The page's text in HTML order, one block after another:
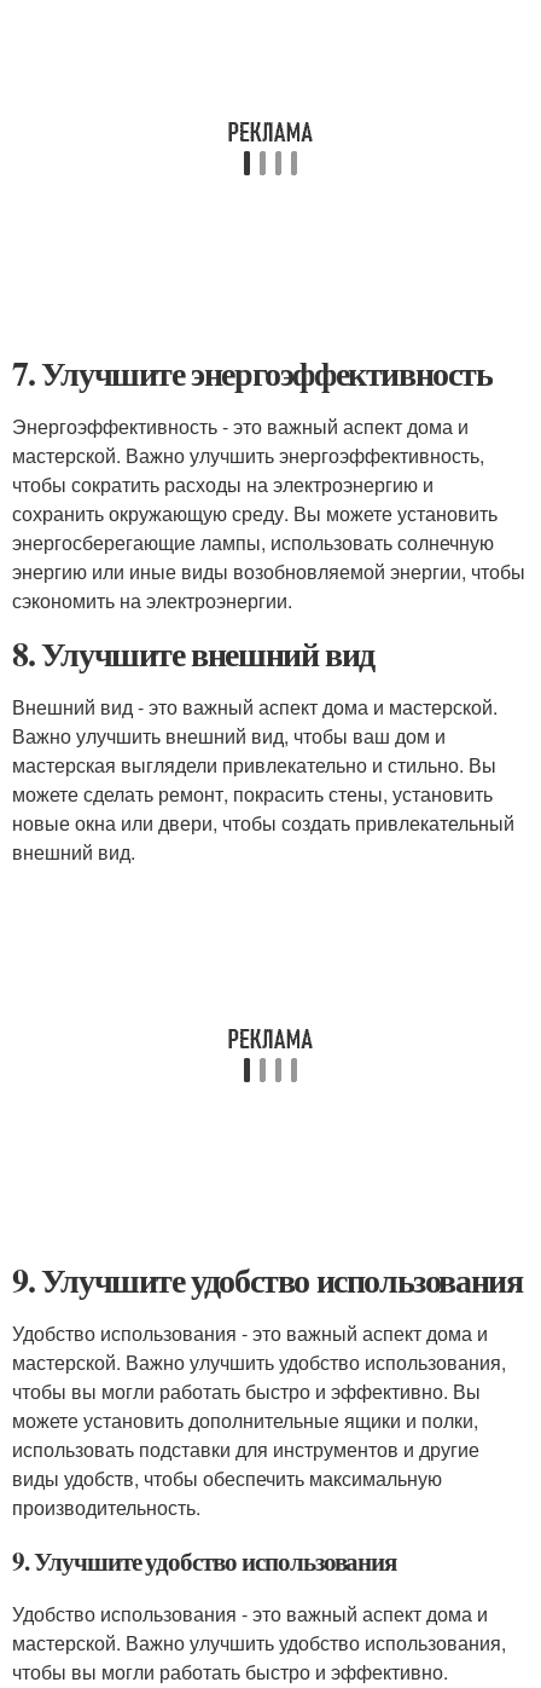
7. Улучшите энергоэффективность
Энергоэффективность - это важный аспект дома и
мастерской. Важно улучшить энергоэффективность,
чтобы сократить расходы на электроэнергию и
сохранить окружающую среду. Вы можете установить
энергосберегающие лампы, использовать солнечную
энергию или иные виды возобновляемой энергии, чтобы
сэкономить на электроэнергии.
8. Улучшите внешний вид
Внешний вид - это важный аспект дома и мастерской.
Важно улучшить внешний вид, чтобы ваш дом и
мастерская выглядели привлекательно и стильно. Вы
можете сделать ремонт, покрасить стены, установить
новые окна или двери, чтобы создать привлекательный
внешний вид.
9. Улучшите удобство использования
Удобство использования - это важный аспект дома и
мастерской. Важно улучшить удобство использования,
чтобы вы могли работать быстро и эффективно. Вы
можете установить дополнительные ящики и полки,
использовать подставки для инструментов и другие
виды удобств, чтобы обеспечить максимальную
производительность.
9. Улучшите удобство использования
Удобство использования - это важный аспект дома и
мастерской. Важно улучшить удобство использования,
чтобы вы могли работать быстро и эффективно.